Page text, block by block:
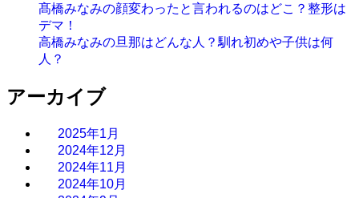
髙橋みなみの顔変わったと言われるのはどこ？整形は
デマ！
高橋みなみの旦那はどんな人？馴れ初めや子供は何
人？
アーカイブ
2025年1月
2024年12月
2024年11月
2024年10月